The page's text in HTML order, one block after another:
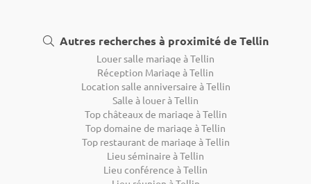
Autres recherches à proximité de Tellin
Louer salle mariage à Tellin
Réception Mariage à Tellin
Location salle anniversaire à Tellin
Salle à louer à Tellin
Top châteaux de mariage à Tellin
Top domaine de mariage à Tellin
Top restaurant de mariage à Tellin
Lieu séminaire à Tellin
Lieu conférence à Tellin